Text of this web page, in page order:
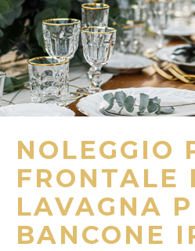
NOLEGGIO
FRONTALE
LAVAGNA
BANCONE